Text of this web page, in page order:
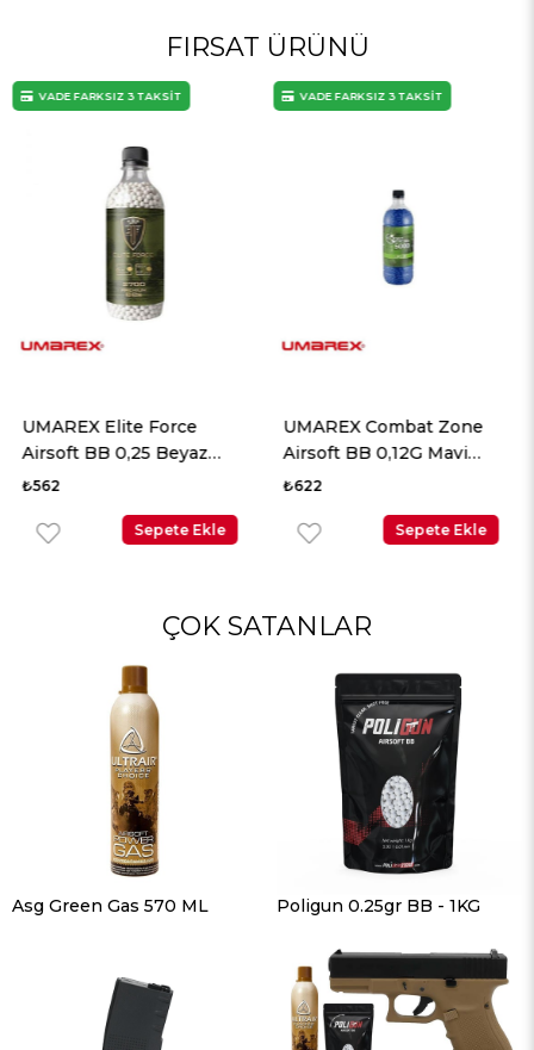
FIRSAT ÜRÜNÜ
UMAREX Elite Force
Airsoft BB 0,25 Beyaz
2700 Adet
₺562
Sepete Ekle
VADE FARKSIZ 3 TAKSİT
UMAREX Combat Zone
Airsoft BB 0,12G Mavi
5000 Adet
₺622
Sepete Ekle
VADE FARKSIZ 3 TAKSİT
ÇOK SATANLAR
Asg Green Gas 570 ML Poligun 0.25gr BB - 1KG